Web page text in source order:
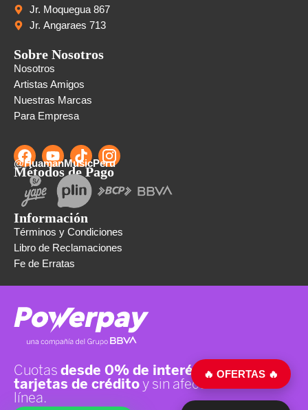
Jr. Moquegua 867
Jr. Angaraes 713
Sobre Nosotros
Nosotros
Artistas Amigos
Nuestras Marcas
Para Empresa
@HuamanMusicPeru
Métodos de Pago
Información
Términos y Condiciones
Libro de Reclamaciones
Fe de Erratas
🔥 OFERTAS 🔥